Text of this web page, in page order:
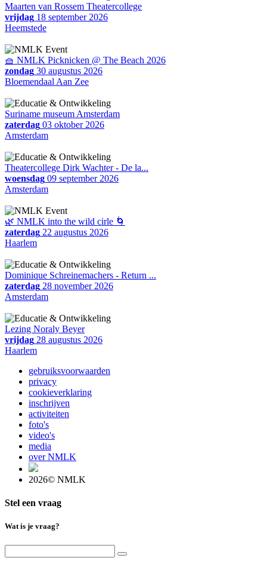
Maarten van Rossem Theatercollege
vrijdag 18 september 2026
Heemstede
🧺 NMLK Picknicken @ The Beach 2026
zondag 30 augustus 2026
Bloemendaal Aan Zee
Suriname museum Amsterdam
zaterdag 03 oktober 2026
Amsterdam
Theatercollege Dirk Wachter - De la...
woensdag 09 september 2026
Amsterdam
🌿 NMLK into the wild cirle 🌀
zaterdag 22 augustus 2026
Haarlem
Dominique Schreinemachers - Return ...
zaterdag 28 november 2026
Amsterdam
Lezing Noraly Beyer
vrijdag 28 augustus 2026
Haarlem
gebruiksvoorwaarden
privacy
cookieverklaring
inschrijven
activiteiten
foto's
video's
media
over NMLK
2026© NMLK
Stel een vraag
Wat is je vraag?